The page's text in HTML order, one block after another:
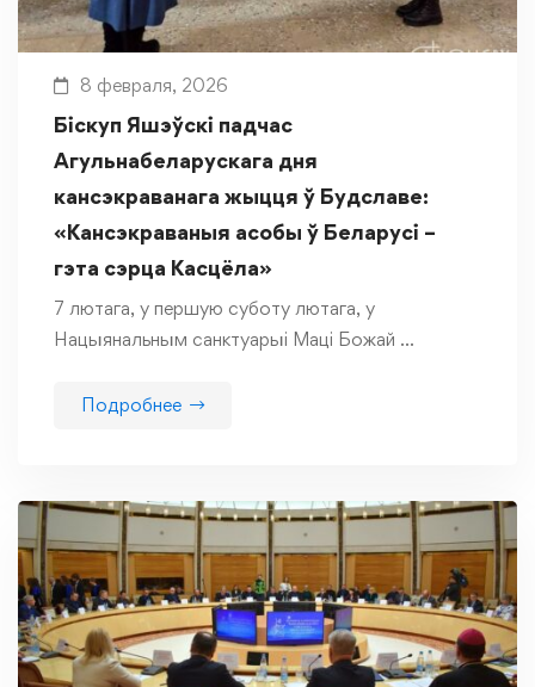
8 февраля, 2026
Біскуп Яшэўскі падчас
Агульнабеларускага дня
кансэкраванага жыцця ў Будславе:
«Кансэкраваныя асобы ў Беларусі –
гэта сэрца Касцёла»
7 лютага, у першую суботу лютага, у
Нацыянальным санктуарыі Маці Божай …
Подробнее